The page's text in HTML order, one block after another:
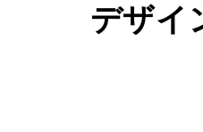
デザイ